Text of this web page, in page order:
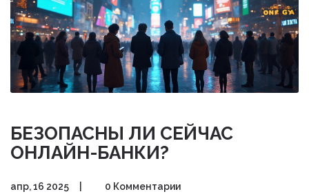
БЕЗОПАСНЫ ЛИ СЕЙЧАС
ОНЛАЙН-БАНКИ?
апр, 16 2025 0 Комментарии